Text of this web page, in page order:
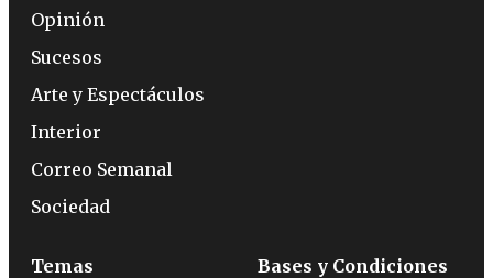
Opinión
Sucesos
Arte y Espectáculos
Interior
Correo Semanal
Sociedad
Temas
Bases y Condiciones